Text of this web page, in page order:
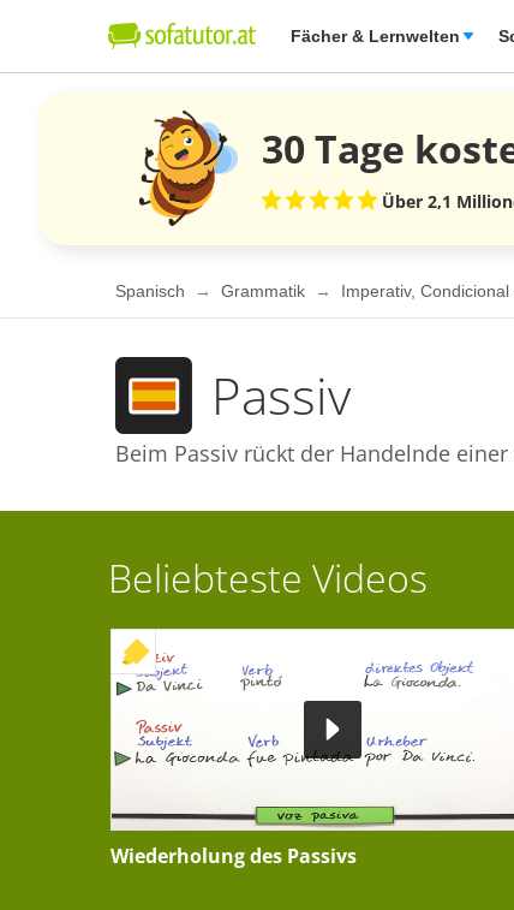
Fächer & Lernwelten
30 Tage
Über 2,1
Spanisch Grammatik Imperativ,
Passiv
Beim Passiv rückt der Handelnde
Beliebteste Videos
+ INTERAKTIVE ÜBUNG
Wiederholung des Passivs